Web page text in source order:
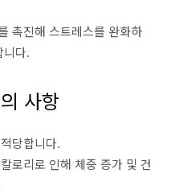
촉진해 스트레스를 완화하
니다.
사항
당합니다.
로리로 인해 체중 증가 및 건